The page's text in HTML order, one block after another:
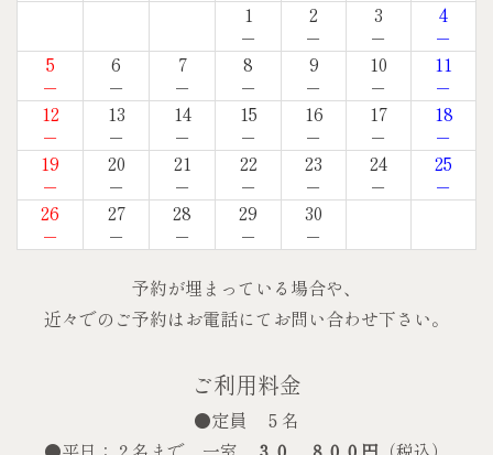
1
－
2
－
3
－
4
－
5
－
6
－
7
－
8
－
9
－
10
－
11
－
12
－
13
－
14
－
15
－
16
－
17
－
18
－
19
－
20
－
21
－
22
－
23
－
24
－
25
－
26
－
27
－
28
－
29
－
30
－
予約が埋まっている場合や、
近々でのご予約はお電話にてお問い合わせ下さい。
ご利用料金
●定員 ５名